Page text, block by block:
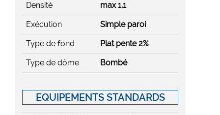
Densité max 1,1
Exécution Simple paroi
Type de fond Plat pente 2%
Type de dôme Bombé
EQUIPEMENTS STANDARDS